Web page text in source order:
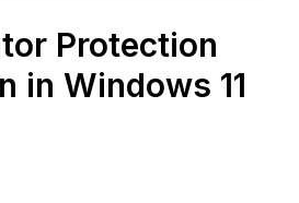
Protection
in Windows 11